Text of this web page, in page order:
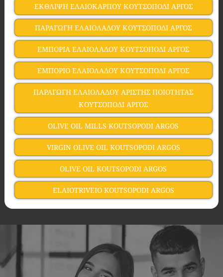
ΕΚΘΛΙΨΗ ΕΛΑΙΟΚΑΡΠΟΥ ΚΟΥΤΣΟΠΟΔΙ ΑΡΓΟΣ
ΠΑΡΑΓΩΓΗ ΕΛΑΙΟΛΑΔΟΥ ΚΟΥΤΣΟΠΟΔΙ ΑΡΓΟΣ
ΕΜΠΟΡΙΑ ΕΛΑΙΟΛΑΔΟΥ ΚΟΥΤΣΟΠΟΔΙ ΑΡΓΟΣ
ΕΜΠΟΡΙΟ ΕΛΑΙΟΛΑΔΟΥ ΚΟΥΤΣΟΠΟΔΙ ΑΡΓΟΣ
ΠΑΡΑΓΩΓΗ ΕΛΑΙΟΛΑΔΟΥ ΑΡΙΣΤΗΣ ΠΟΙΟΤΗΤΑΣ
ΚΟΥΤΣΟΠΟΔΙ ΑΡΓΟΣ
OLIVE OIL MILLS KOUTSOPODI ARGOS
VIRGIN OLIVE OIL KOUTSOPODI ARGOS
OLIVE OIL KOUTSOPODI ARGOS
ELAIOTRIVEIO KOUTSOPODI ARGOS